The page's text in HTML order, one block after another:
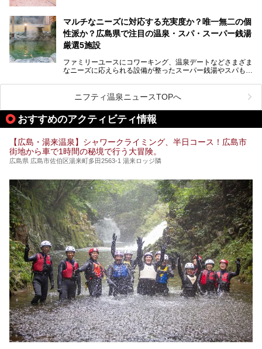
る、広島県でオススメの温泉・銭湯・スパをご紹介していき
ます！
マルチなニーズに対応する充実度か？唯一無二の個
性派か？広島県で注目の温泉・スパ・スーパー銭湯
厳選5施設
ファミリーユースにコワーキング、温泉デートなどさまざま
なニーズに応えられる設備が整ったスーパー銭湯やスパも、
いった個性が魅力の温泉も、どちらも充実している広島県。
今回は、そんな広島県にある温浴施設のなかから、筆者が
「一度訪ねてみたい」と気になっている魅力的な施設を5件
ピックアップして紹介します。
※2021/07/30時点の情報です。
ニフティ温泉ニュースTOPへ
おすすめのアクティビティ情報
【広島・湯来温泉】シャワークライミング、半日コース！広島市
街地から車で1時間の秘境で行う大冒険。
広島県 広島市佐伯区湯来町多田2563-1 湯来ロッジ隣